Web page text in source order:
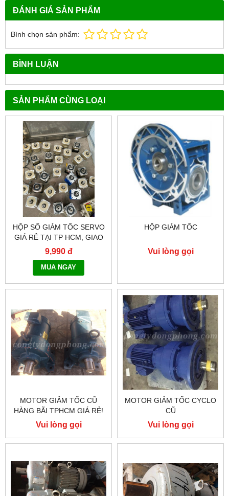
ĐÁNH GIÁ SẢN PHẨM
Bình chọn sản phẩm:
BÌNH LUẬN
SẢN PHẨM CÙNG LOẠI
HỘP SỐ GIẢM TỐC SERVO
GIÁ RẺ TẠI TP HCM, GIAO
HÀNG TOÀN QUỐC NHANH
CHÓNG - 0917.882.099
9,990 đ
MUA NGAY
HỘP GIẢM TỐC
Vui lòng gọi
MOTOR GIẢM TỐC CŨ
HÀNG BÃI TPHCM GIÁ RẺ!
Vui lòng gọi
MOTOR GIẢM TỐC CYCLO
CŨ
Vui lòng gọi